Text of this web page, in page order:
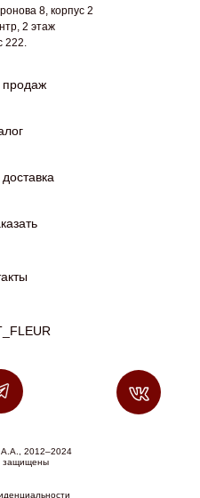
2012–2024
защищены
8, корпус 2
2 этаж
222.